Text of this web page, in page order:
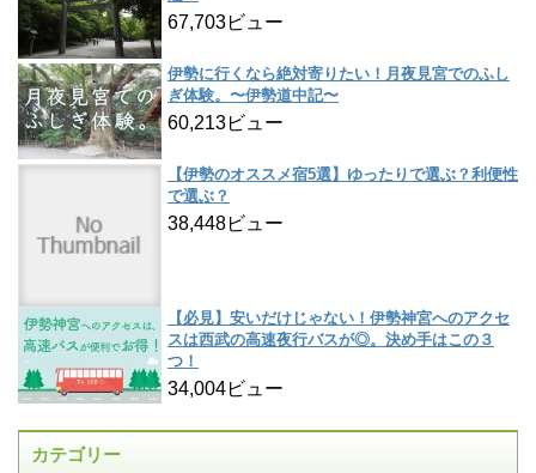
67,703ビュー
伊勢に行くなら絶対寄りたい！月夜見宮でのふし
ぎ体験。〜伊勢道中記〜
60,213ビュー
【伊勢のオススメ宿5選】ゆったりで選ぶ？利便性
で選ぶ？
38,448ビュー
【必見】安いだけじゃない！伊勢神宮へのアクセ
スは西武の高速夜行バスが◎。決め手はこの３
つ！
34,004ビュー
カテゴリー